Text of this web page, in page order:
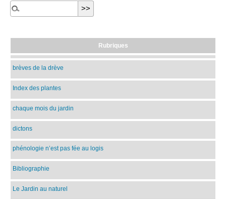
Rubriques
brèves de la drève
Index des plantes
chaque mois du jardin
dictons
phénologie n’est pas fée au logis
Bibliographie
Le Jardin au naturel